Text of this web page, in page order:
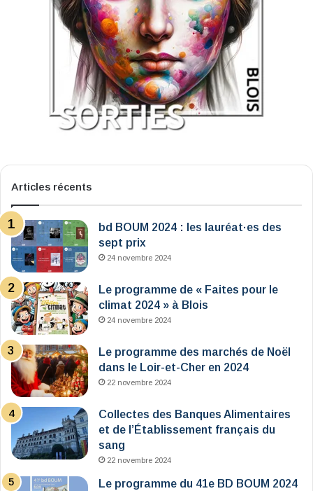
Articles récents
bd BOUM 2024 : les lauréat·es des
sept prix
24 novembre 2024
Le programme de « Faites pour le
climat 2024 » à Blois
24 novembre 2024
Le programme des marchés de Noël
dans le Loir-et-Cher en 2024
22 novembre 2024
Collectes des Banques Alimentaires
et de l’Établissement français du
sang
22 novembre 2024
Le programme du 41e BD BOUM 2024